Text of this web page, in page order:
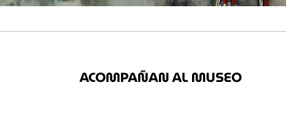
ACOMPAÑAN AL MUSEO